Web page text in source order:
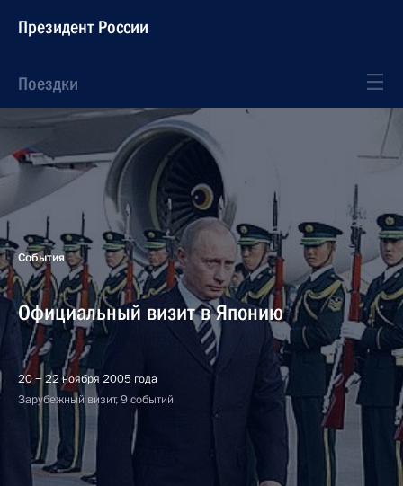
Президент России
Поездки
События
Официальный визит в Японию
20 − 22 ноября 2005 года
Зарубежный визит, 9 событий